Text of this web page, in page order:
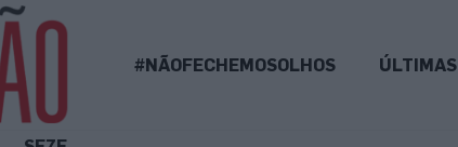
#NÃOFECHEMOSOLHOS ÚLTIMAS